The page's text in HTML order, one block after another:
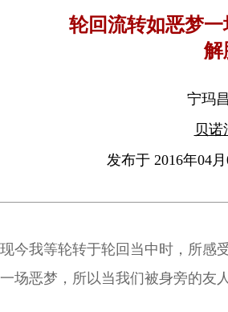
轮回流转如恶梦
解
宁玛
贝诺
发布于 2016年04
现今我等轮转于轮回当中时，所感
一场恶梦，所以当我们被身旁的友